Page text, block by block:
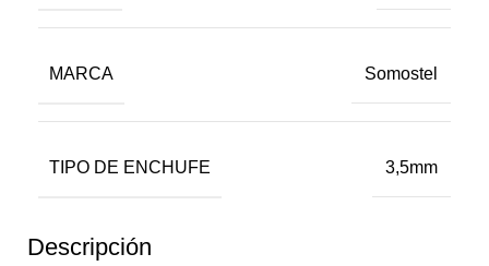
Descripción
MARCA Somostel
TIPO DE ENCHUFE 3,5mm